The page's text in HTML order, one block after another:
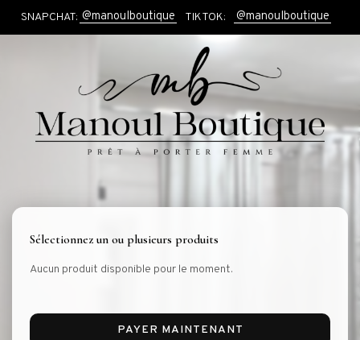
SNAPCHAT: @manoulboutique TIKTOK: @manoulboutique
Sélectionnez un ou plusieurs produits
Aucun produit disponible pour le moment.
PAYER MAINTENANT